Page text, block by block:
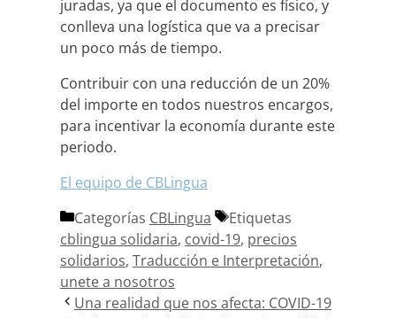
juradas, ya que el documento es físico, y
conlleva una logística que va a precisar
un poco más de tiempo.
Contribuir con una reducción de un 20%
del importe en todos nuestros encargos,
para incentivar la economía durante este
periodo.
El equipo de CBLingua
Categorías CBLingua
Etiquetas
cblingua solidaria, covid-19, precios
solidarios, Traducción e Interpretación,
unete a nosotros
Una realidad que nos afecta: COVID-19